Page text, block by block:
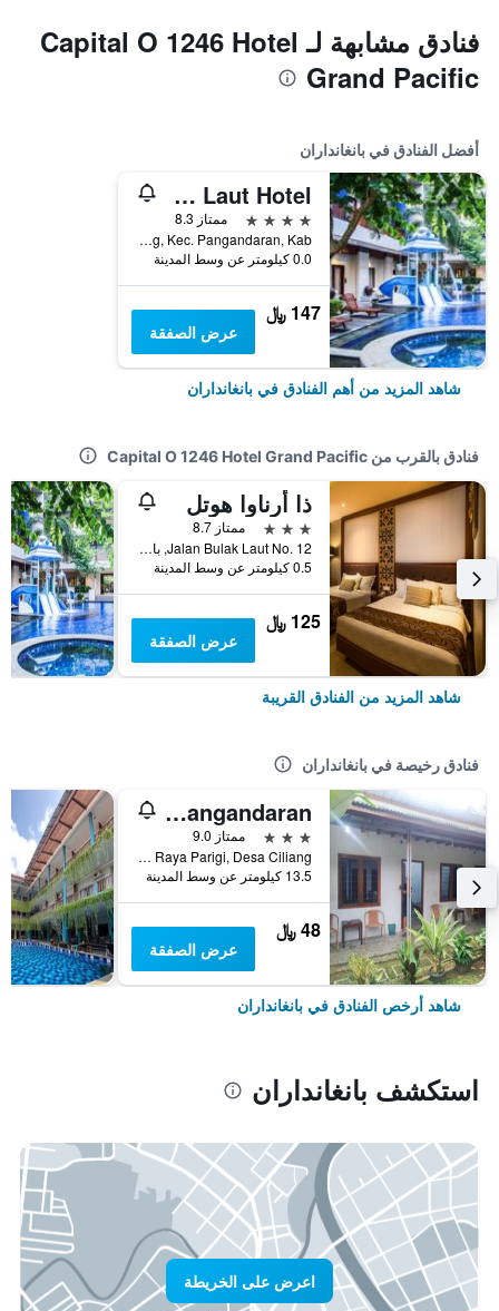
فنادق مشابهة لـ Capital O 1246 Hotel
Grand Pacific
أفضل الفنادق في بانغانداران
Menara Laut Hotel
4 نجوم
ممتاز 8.3
Jl. Bulak Laut, Pantai Barat, Pamugaran, Pananjung, Kec. Pangandaran, Kab, بانغانداران, إندونيسيا
0.0 كيلومتر عن وسط المدينة
147 ﷼
عرض الصفقة
شاهد المزيد من أهم الفنادق في بانغانداران
فنادق بالقرب من Capital O 1246 Hotel Grand Pacific
ذا أرناوا هوتل
3 نجوم
ممتاز 8.7
Jalan Bulak Laut No. 12, بانغانداران, إندونيسيا
0.5 كيلومتر عن وسط المدينة
125 ﷼
عرض الصفقة
شاهد المزيد من الفنادق القريبة
فنادق رخيصة في بانغانداران
Homestay 28 Pangandaran
3 نجوم
ممتاز 9.0
Jalan Raya Parigi, Desa Ciliang, بانغانداران, إندونيسيا
13.5 كيلومتر عن وسط المدينة
48 ﷼
عرض الصفقة
شاهد أرخص الفنادق في بانغانداران
استكشف بانغانداران
اعرض على الخريطة